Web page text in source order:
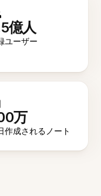
億人
ユーザー
万
作成されるノート